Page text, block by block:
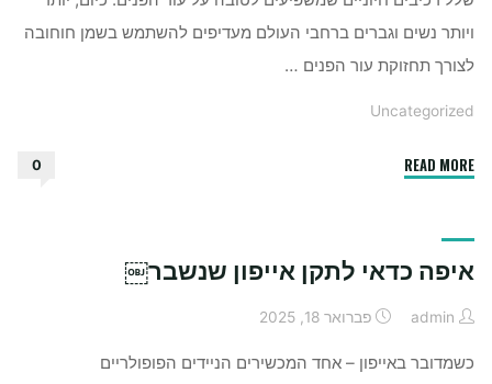
ויותר נשים וגברים ברחבי העולם מעדיפים להשתמש בשמן חוחובה
לצורך תחזוקת עור הפנים …
Uncategorized
READ MORE
לפנים"
0
איפה כדאי לתקן אייפון שנשבר￼
admin פברואר 18, 2025
כשמדובר באייפון – אחד המכשירים הניידים הפופולריים